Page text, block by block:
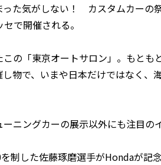
った気がしない！ カスタムカーの
で開催される。
の「東京オートサロン」。もとも
物で、いまや日本だけではなく、
ニングカーの展示以外にも注目の
制した佐藤琢磨選手がHondaが記